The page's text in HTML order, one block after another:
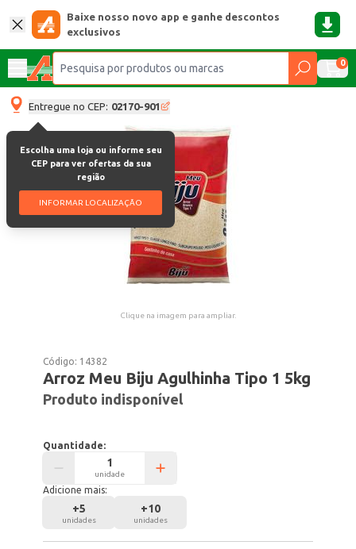
Baixe nosso novo app e ganhe descontos
exclusivos
0
Entregue no CEP: 02170-901
Escolha uma loja ou informe seu
CEP para ver ofertas da sua
região
INFORMAR LOCALIZAÇÃO
Clique na imagem para ampliar.
Código: 14382
Arroz Meu Biju Agulhinha Tipo 1 5kg
Produto indisponível
Quantidade:
unidade
Adicione mais:
+5
unidades
+10
unidades